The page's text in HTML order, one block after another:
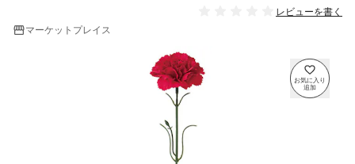
レビューを書く
マーケットプレイス